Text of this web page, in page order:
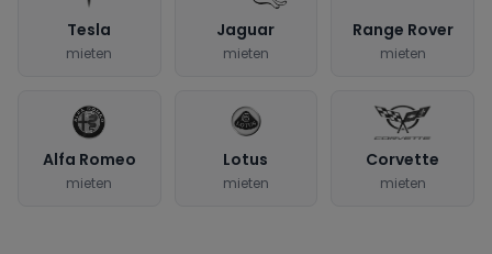
Tesla
mieten
Jaguar
mieten
Range Rover
mieten
Alfa Romeo
mieten
Lotus
mieten
Corvette
mieten